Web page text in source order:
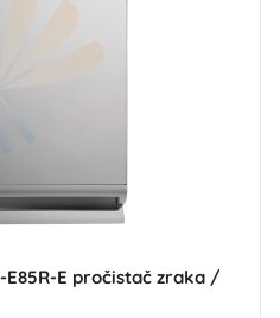
E85R-E pročistač zraka /